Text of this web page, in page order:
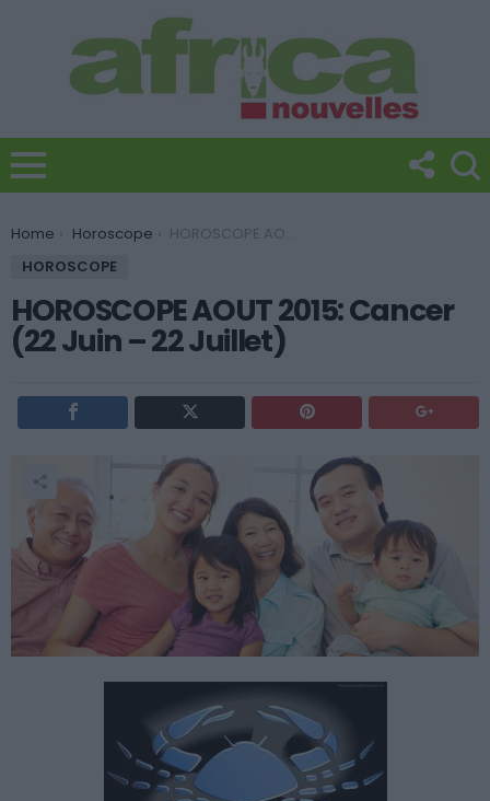
You are here:
Home Horoscope
HOROSCOPE AOUT 2015: Cancer (22 Juin – 22 Juillet)
HOROSCOPE
HOROSCOPE AOUT 2015: Cancer
(22 Juin – 22 Juillet)